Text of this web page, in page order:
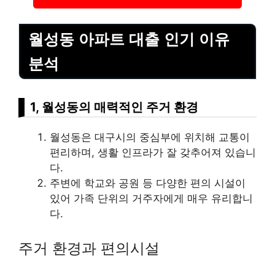
월성동 아파트 대출 인기 이유
분석
1, 월성동의 매력적인 주거 환경
월성동은 대구시의 중심부에 위치해 교통이
편리하며, 생활 인프라가 잘 갖추어져 있습니
다.
주변에 학교와 공원 등 다양한 편의 시설이
있어 가족 단위의 거주자에게 매우 유리합니
다.
주거 환경과 편의시설